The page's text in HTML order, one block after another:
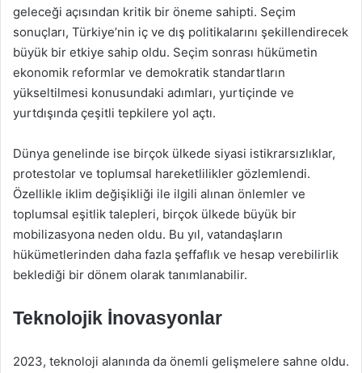
geleceği açısından kritik bir öneme sahipti. Seçim
sonuçları, Türkiye’nin iç ve dış politikalarını şekillendirecek
büyük bir etkiye sahip oldu. Seçim sonrası hükümetin
ekonomik reformlar ve demokratik standartların
yükseltilmesi konusundaki adımları, yurtiçinde ve
yurtdışında çeşitli tepkilere yol açtı.
Dünya genelinde ise birçok ülkede siyasi istikrarsızlıklar,
protestolar ve toplumsal hareketlilikler gözlemlendi.
Özellikle iklim değişikliği ile ilgili alınan önlemler ve
toplumsal eşitlik talepleri, birçok ülkede büyük bir
mobilizasyona neden oldu. Bu yıl, vatandaşların
hükümetlerinden daha fazla şeffaflık ve hesap verebilirlik
beklediği bir dönem olarak tanımlanabilir.
Teknolojik İnovasyonlar
2023, teknoloji alanında da önemli gelişmelere sahne oldu.